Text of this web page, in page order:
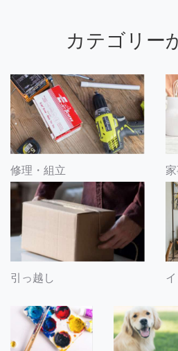
カテゴリー
修理・組立
引っ越し